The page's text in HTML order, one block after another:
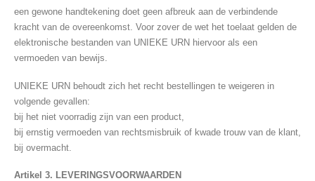
een gewone handtekening doet geen afbreuk aan de verbindende
kracht van de overeenkomst. Voor zover de wet het toelaat gelden de
elektronische bestanden van UNIEKE URN hiervoor als een
vermoeden van bewijs.
UNIEKE URN behoudt zich het recht bestellingen te weigeren in
volgende gevallen:
bij het niet voorradig zijn van een product,
bij ernstig vermoeden van rechtsmisbruik of kwade trouw van de klant,
bij overmacht.
Artikel 3. LEVERINGSVOORWAARDEN